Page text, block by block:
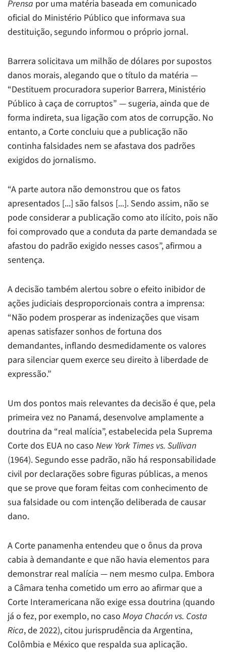
Prensa por uma matéria baseada em comunicado
oficial do Ministério Público que informava sua
destituição, segundo informou o próprio jornal.
Barrera solicitava um milhão de dólares por supostos
danos morais, alegando que o título da matéria —
“Destituem procuradora superior Barrera, Ministério
Público à caça de corruptos” — sugeria, ainda que de
forma indireta, sua ligação com atos de corrupção. No
entanto, a Corte concluiu que a publicação não
continha falsidades nem se afastava dos padrões
exigidos do jornalismo.
“A parte autora não demonstrou que os fatos
apresentados [...] são falsos [...]. Sendo assim, não se
pode considerar a publicação como ato ilícito, pois não
foi comprovado que a conduta da parte demandada se
afastou do padrão exigido nesses casos”, afirmou a
sentença.
A decisão também alertou sobre o efeito inibidor de
ações judiciais desproporcionais contra a imprensa:
“Não podem prosperar as indenizações que visam
apenas satisfazer sonhos de fortuna dos
demandantes, inflando desmedidamente os valores
para silenciar quem exerce seu direito à liberdade de
expressão.”
Um dos pontos mais relevantes da decisão é que, pela
primeira vez no Panamá, desenvolve amplamente a
doutrina da “real malícia”, estabelecida pela Suprema
Corte dos EUA no caso New York Times vs. Sullivan
(1964). Segundo esse padrão, não há responsabilidade
civil por declarações sobre figuras públicas, a menos
que se prove que foram feitas com conhecimento de
sua falsidade ou com intenção deliberada de causar
dano.
A Corte panamenha entendeu que o ônus da prova
cabia à demandante e que não havia elementos para
demonstrar real malícia — nem mesmo culpa. Embora
a Câmara tenha cometido um erro ao afirmar que a
Corte Interamericana não exige essa doutrina (quando
já o fez, por exemplo, no caso Moya Chacón vs. Costa
Rica, de 2022), citou jurisprudência da Argentina,
Colômbia e México que respalda sua aplicação.